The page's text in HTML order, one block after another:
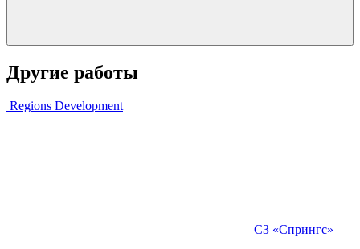
Другие работы
Regions Development
СЗ «Спрингс»